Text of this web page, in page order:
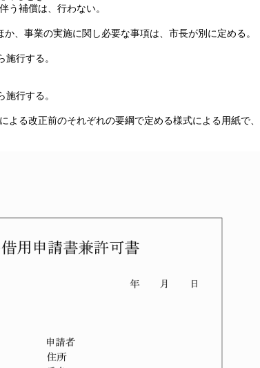
う補償は、行わない。
、事業の実施に関し必要な事項は、市長が別に定める。
行する。
行する。
よる改正前のそれぞれの要綱で定める様式による用紙で